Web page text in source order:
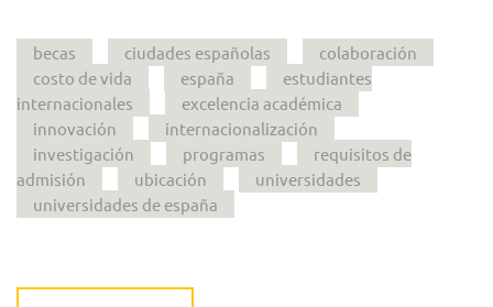
becas ciudades españolas
colaboración
costo de vida
españa
estudiantes
internacionales
excelencia académica
innovación
internacionalización
investigación
programas
requisitos de
admisión
ubicación
universidades
universidades de españa